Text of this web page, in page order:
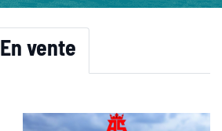
En vente